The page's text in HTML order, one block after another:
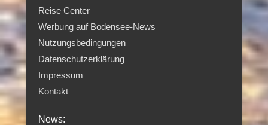
Reise Center
Werbung auf Bodensee-News
Nutzungsbedingungen
Datenschutzerklärung
Impressum
Kontakt
News: